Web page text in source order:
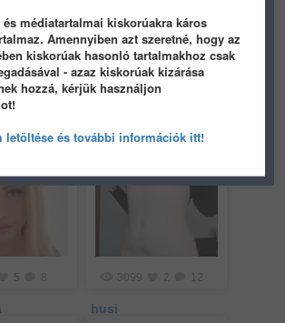
10 6 5125
4 éve
5
4 éve
3099 2 12
husi
médiatartalmai kiskorúakra káros
Amennyiben azt szeretné, hogy az
kiskorúak hasonló tartalmakhoz csak
- azaz kiskorúak kizárása
hozzá, kérjük használjon
letöltése és további információk itt!